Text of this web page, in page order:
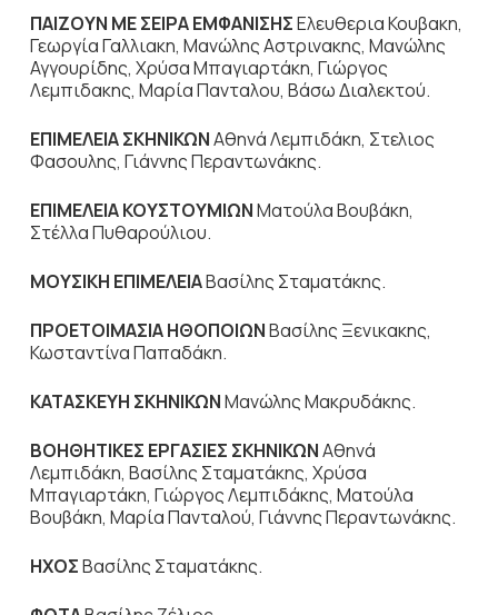
ΠΑΙΖΟΥΝ ΜΕΣΕΙΡΑΕΜΦΑΝΙΣΗΣΕλευθερια Κουβακη,
Γεωργία Γαλλιακη, Μανώλης Αστρινακης, Μανώλης
Αγγουρίδης, Χρύσα Μπαγιαρτάκη, Γιώργος
Λεμπιδακης, Μαρία Πανταλου, Βάσω Διαλεκτού.
ΕΠΙΜΕΛΕΙΑΣΚΗΝΙΚΩΝΑθηνά Λεμπιδάκη, Στελιος
Φασουλης, Γιάννης Περαντωνάκης.
ΕΠΙΜΕΛΕΙΑΚΟΥΣΤΟΥΜΙΩΝΜατούλα Βουβάκη,
Στέλλα Πυθαρούλιου.
ΜΟΥΣΙΚΗ ΕΠΙΜΕΛΕΙΑΒασίλης Σταματάκης.
ΠΡΟΕΤΟΙΜΑΣΙΑΗΘΟΠΟΙΩΝΒασίλης Ξενικακης,
Κωσταντίνα Παπαδάκη.
ΚΑΤΑΣΚΕΥΗ ΣΚΗΝΙΚΩΝΜανώλης Μακρυδάκης.
ΒΟΗΘΗΤΙΚΕΣ ΕΡΓΑΣΙΕΣ ΣΚΗΝΙΚΩΝΑθηνά
Λεμπιδάκη, Βασίλης Σταματάκης, Χρύσα
Μπαγιαρτάκη, Γιώργος Λεμπιδάκης, Ματούλα
Βουβάκη, Μαρία Πανταλού, Γιάννης Περαντωνάκης.
ΗΧΟΣΒασίλης Σταματάκης.